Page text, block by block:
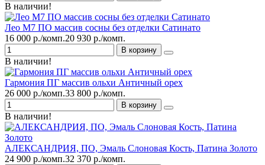
В наличии!
Лео М7 ПО массив сосны без отделки Сатинато
16 000 р./комп.20 930 р./комп.
В корзину
В наличии!
Гармония ПГ массив ольхи Античный орех
26 000 р./комп.33 800 р./комп.
В корзину
В наличии!
АЛЕКСАНДРИЯ, ПО, Эмаль Слоновая Кость, Патина Золото
24 900 р./комп.32 370 р./комп.